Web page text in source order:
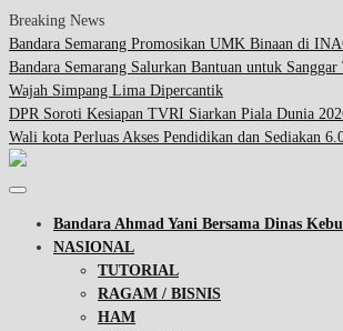
Breaking News
Bandara Semarang Promosikan UMK Binaan di
Bandara Semarang Salurkan Bantuan untuk Sanggar
Wajah Simpang Lima Dipercantik
DPR Soroti Kesiapan TVRI Siarkan Piala Dunia
Wali kota Perluas Akses Pendidikan dan Sediakan
Bandara Ahmad Yani Bersama Dinas
NASIONAL
TUTORIAL
RAGAM / BISNIS
HAM